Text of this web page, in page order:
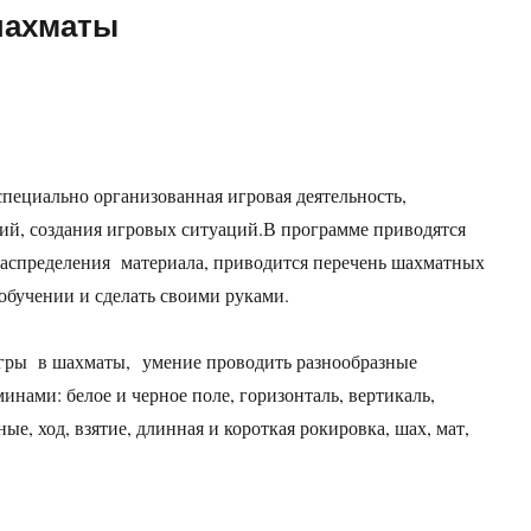
организованная игровая деятельность,
создания игровых ситуаций.В программе приводятся
материала, приводится перечень шахматных
и сделать своими руками.
в шахматы, умение проводить разнообразные
белое и черное поле, горизонталь, вертикаль,
ход, взятие, длинная и короткая рокировка, шах, мат,